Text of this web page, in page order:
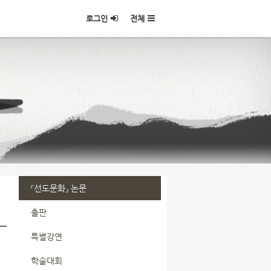
로그인 전체
『선도문화』 논문
출판
특별강연
학술대회